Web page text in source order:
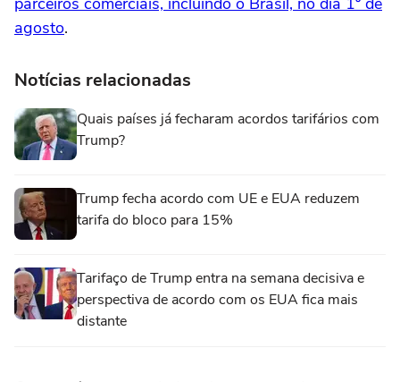
agosto.
Notícias relacionadas
Quais países já fecharam acordos tarifários com
Trump?
Trump fecha acordo com UE e EUA reduzem
tarifa do bloco para 15%
Tarifaço de Trump entra na semana decisiva e
perspectiva de acordo com os EUA fica mais
distante